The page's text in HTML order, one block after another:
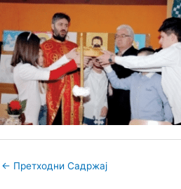
← Претходни Садржај